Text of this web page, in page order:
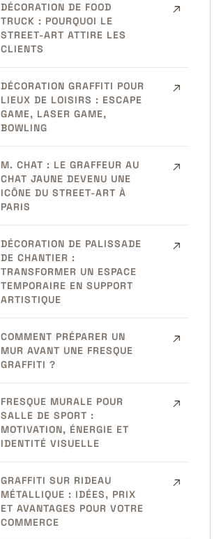
DÉCORATION DE FOOD
TRUCK : POURQUOI LE
STREET-ART ATTIRE LES
CLIENTS
DÉCORATION GRAFFITI POUR
LIEUX DE LOISIRS : ESCAPE
GAME, LASER GAME,
BOWLING
M. CHAT : LE GRAFFEUR AU
CHAT JAUNE DEVENU UNE
ICÔNE DU STREET-ART À
PARIS
DÉCORATION DE PALISSADE
DE CHANTIER :
TRANSFORMER UN ESPACE
TEMPORAIRE EN SUPPORT
ARTISTIQUE
COMMENT PRÉPARER UN
MUR AVANT UNE FRESQUE
GRAFFITI ?
FRESQUE MURALE POUR
SALLE DE SPORT :
MOTIVATION, ÉNERGIE ET
IDENTITÉ VISUELLE
GRAFFITI SUR RIDEAU
MÉTALLIQUE : IDÉES, PRIX
ET AVANTAGES POUR VOTRE
COMMERCE